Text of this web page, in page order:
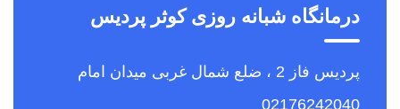
درمانگاه شبانه روزی کوثر پردیس
پردیس فاز 2 ، ضلع شمال غربی میدان امام
02176242040